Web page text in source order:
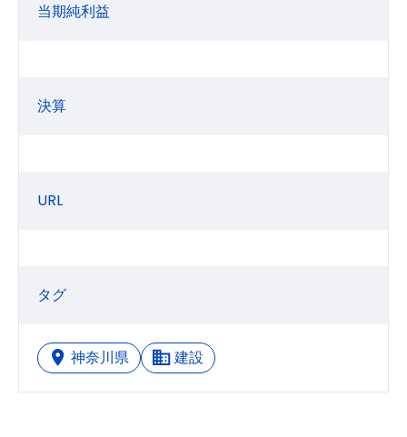
当期純利益
決算
URL
タグ
神奈川県 建設